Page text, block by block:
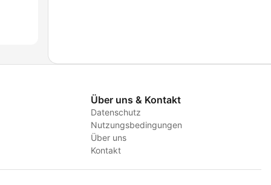
Über uns & Kontakt
Datenschutz
Nutzungsbedingungen
Über uns
Kontakt